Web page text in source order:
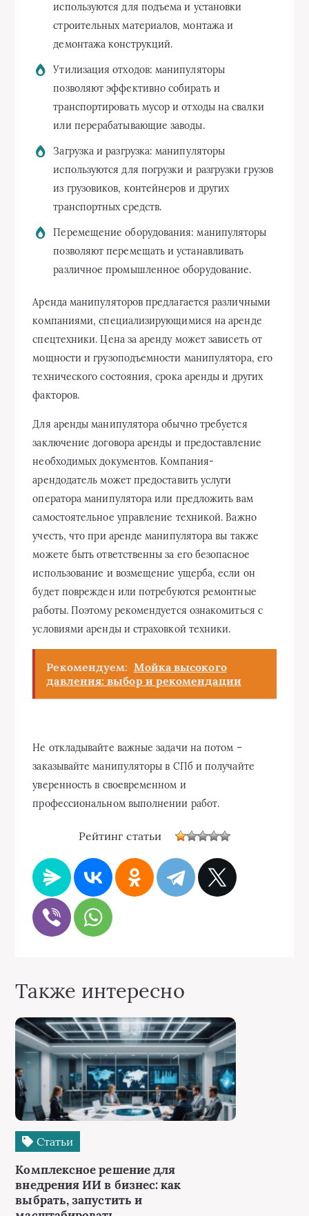
используются для подъема и установки
строительных материалов, монтажа и
демонтажа конструкций.
Утилизация отходов: манипуляторы
позволяют эффективно собирать и
транспортировать мусор и отходы на свалки
или перерабатывающие заводы.
Загрузка и разгрузка: манипуляторы
используются для погрузки и разгрузки грузов
из грузовиков, контейнеров и других
транспортных средств.
Перемещение оборудования: манипуляторы
позволяют перемещать и устанавливать
различное промышленное оборудование.
Аренда манипуляторов предлагается различными
компаниями, специализирующимися на аренде
спецтехники. Цена за аренду может зависеть от
мощности и грузоподъемности манипулятора, его
технического состояния, срока аренды и других
факторов.
Для аренды манипулятора обычно требуется
заключение договора аренды и предоставление
необходимых документов. Компания-
арендодатель может предоставить услуги
оператора манипулятора или предложить вам
самостоятельное управление техникой. Важно
учесть, что при аренде манипулятора вы также
можете быть ответственны за его безопасное
использование и возмещение ущерба, если он
будет поврежден или потребуются ремонтные
работы. Поэтому рекомендуется ознакомиться с
условиями аренды и страховкой техники.
Рекомендуем: Мойка высокого
давления: выбор и рекомендации
Не откладывайте важные задачи на потом –
заказывайте манипуляторы в СПб и получайте
уверенность в своевременном и
профессиональном выполнении работ.
Рейтинг статьи
Также интересно
Статьи
Комплексное решение для
внедрения ИИ в бизнес: как
выбрать, запустить и